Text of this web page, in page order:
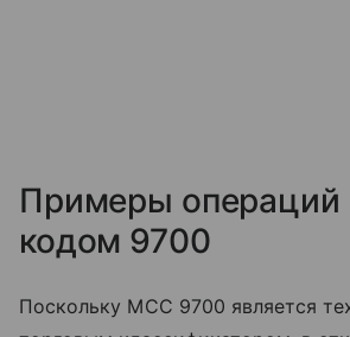
Примеры операций
кодом 9700
Поскольку MCC 9700 является